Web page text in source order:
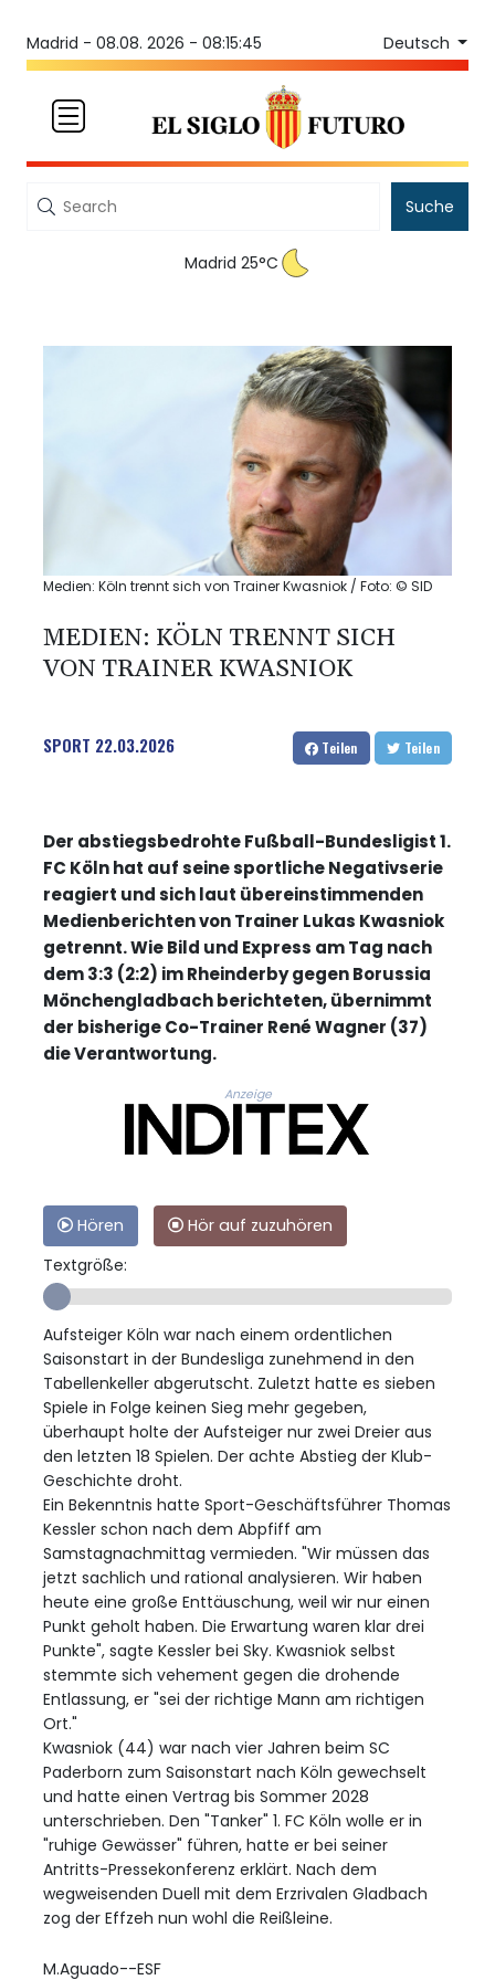
Madrid - 08.08. 2026 - 08:15:45 Deutsch
Suche
Madrid 25°C
Medien: Köln trennt sich von Trainer Kwasniok / Foto: © SID
MEDIEN: KÖLN TRENNT SICH
VON TRAINER KWASNIOK
SPORT 22.03.2026 Teilen Teilen
Der abstiegsbedrohte Fußball-Bundesligist 1.
FC Köln hat auf seine sportliche Negativserie
reagiert und sich laut übereinstimmenden
Medienberichten von Trainer Lukas Kwasniok
getrennt. Wie Bild und Express am Tag nach
dem 3:3 (2:2) im Rheinderby gegen Borussia
Mönchengladbach berichteten, übernimmt
der bisherige Co-Trainer René Wagner (37)
die Verantwortung.
Anzeige
Hören
Hör auf zuzuhören
Textgröße:
Aufsteiger Köln war nach einem ordentlichen
Saisonstart in der Bundesliga zunehmend in den
Tabellenkeller abgerutscht. Zuletzt hatte es sieben
Spiele in Folge keinen Sieg mehr gegeben,
überhaupt holte der Aufsteiger nur zwei Dreier aus
den letzten 18 Spielen. Der achte Abstieg der Klub-
Geschichte droht.
Ein Bekenntnis hatte Sport-Geschäftsführer Thomas
Kessler schon nach dem Abpfiff am
Samstagnachmittag vermieden. "Wir müssen das
jetzt sachlich und rational analysieren. Wir haben
heute eine große Enttäuschung, weil wir nur einen
Punkt geholt haben. Die Erwartung waren klar drei
Punkte", sagte Kessler bei Sky. Kwasniok selbst
stemmte sich vehement gegen die drohende
Entlassung, er "sei der richtige Mann am richtigen
Ort."
Kwasniok (44) war nach vier Jahren beim SC
Paderborn zum Saisonstart nach Köln gewechselt
und hatte einen Vertrag bis Sommer 2028
unterschrieben. Den "Tanker" 1. FC Köln wolle er in
"ruhige Gewässer" führen, hatte er bei seiner
Antritts-Pressekonferenz erklärt. Nach dem
wegweisenden Duell mit dem Erzrivalen Gladbach
zog der Effzeh nun wohl die Reißleine.
M.Aguado--ESF